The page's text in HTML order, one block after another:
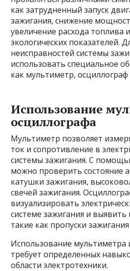
как затрудненный запуск
зажигания, снижение
увеличение расхода топлива
экологических показателей.
неисправностей системы
использовать специальное
как мультиметр, осциллограф
Использование
осциллографа
Мультиметр позволяет
ток и сопротивление в
системы зажигания. С
можно проверить состояние
катушки зажигания,
свечей зажигания.
визуализировать
системе зажигания и выявить
такие как пропуски
Использование мультиметра
требует определенных
области электротехники.